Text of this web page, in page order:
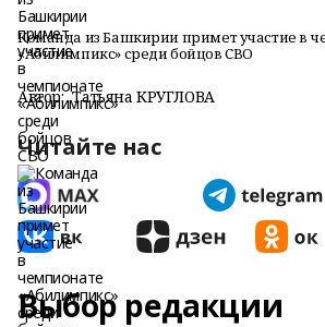
Команда из Башкирии примет участие в
«Абилимпикс» среди бойцов СВО
Автор: Татьяна КРУГЛОВА
Читайте нас
Выбор редакции